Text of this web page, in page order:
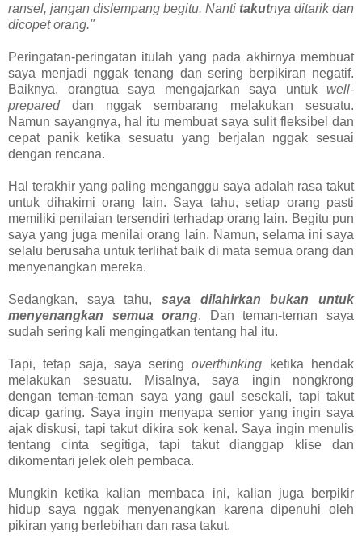
ransel, jangan dislempang begitu. Nanti takutnya ditarik dan
dicopet orang."
Peringatan-peringatan itulah yang pada akhirnya membuat
saya menjadi nggak tenang dan sering berpikiran negatif.
Baiknya, orangtua saya mengajarkan saya untuk well-
prepareddan nggak sembarang melakukan sesuatu.
Namun sayangnya, hal itu membuat saya sulit fleksibel dan
cepat panik ketika sesuatu yang berjalan nggak sesuai
dengan rencana.
Hal terakhir yang paling menganggu saya adalah rasa takut
untuk dihakimi orang lain. Saya tahu, setiap orang pasti
memiliki penilaian tersendiri terhadap orang lain. Begitu pun
saya yang juga menilai orang lain. Namun, selama ini saya
selalu berusaha untuk terlihat baik di mata semua orang dan
menyenangkan mereka.
Sedangkan, saya tahu, saya dilahirkan bukan untuk
menyenangkan semua orang. Dan teman-teman saya
sudah sering kali mengingatkan tentang hal itu.
Tapi, tetap saja, saya seringoverthinking
ketika hendak
melakukan sesuatu. Misalnya, saya ingin nongkrong
dengan teman-teman saya yang gaul sesekali, tapi takut
dicap garing. Saya ingin menyapa senior yang ingin saya
ajak diskusi, tapi takut dikira sok kenal. Saya ingin menulis
tentang cinta segitiga, tapi takut dianggap klise dan
dikomentari jelek oleh pembaca.
Mungkin ketika kalian membaca ini, kalian juga berpikir
hidup saya nggak menyenangkan karena dipenuhi oleh
pikiran yang berlebihan dan rasa takut.